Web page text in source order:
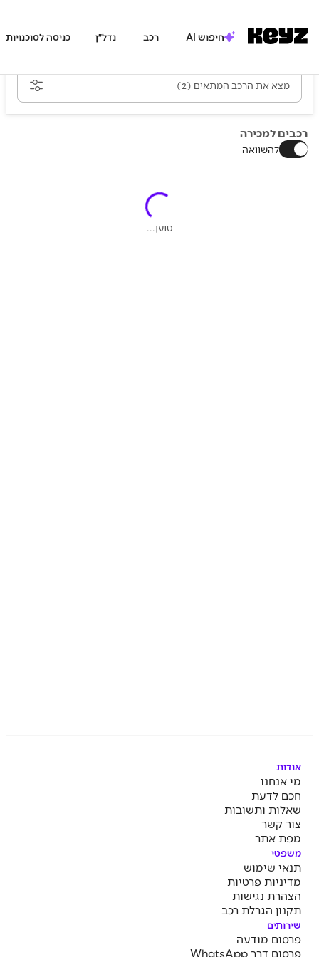
חיפוש AI רכב נדל״ן כניסה לסוכנויות
מצא את הרכב המתאים (2)
רכבים למכירה
להשוואה
טוען...
אודות
מי אנחנו
חכם לדעת
שאלות ותשובות
צור קשר
מפת אתר
משפטי
תנאי שימוש
מדיניות פרטיות
הצהרת נגישות
תקנון הגרלת רכב
שירותים
פרסום מודעה
פרסום דרך WhatsApp